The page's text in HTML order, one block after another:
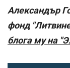
Александър
фонд
блога му на